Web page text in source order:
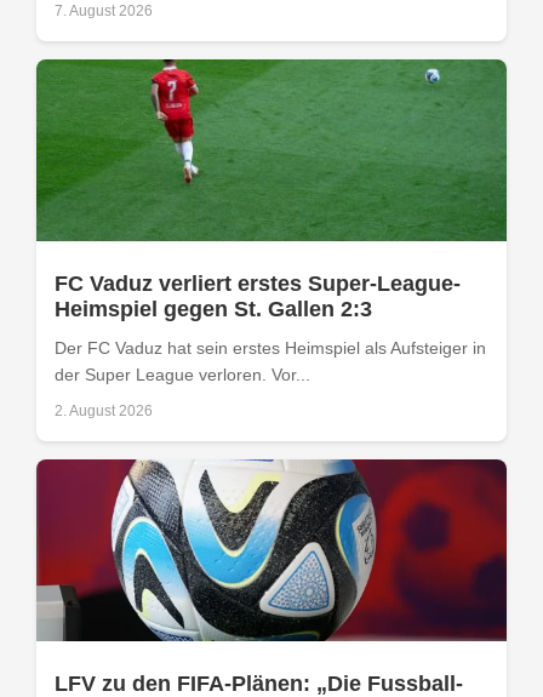
7. August 2026
FC Vaduz verliert erstes Super-League-
Heimspiel gegen St. Gallen 2:3
Der FC Vaduz hat sein erstes Heimspiel als Aufsteiger in
der Super League verloren. Vor...
2. August 2026
LFV zu den FIFA-Plänen: „Die Fussball-